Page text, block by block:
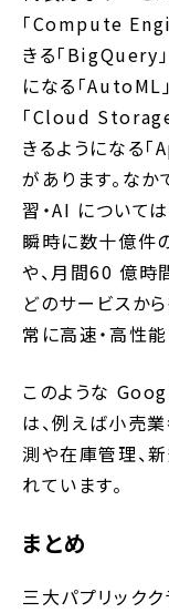
「Compute
きる「BigQuery
になる「AutoML
「Cloud Storage
きるようになる
があります。な
習・AI について
瞬時に数十億件
や、月間60 億
どのサービスか
常に高速・高性
このような
は、例えば小売
測や在庫管理、
れています。
まとめ
三大パプリック